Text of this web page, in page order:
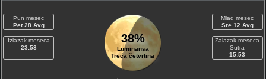
Pun mesec
Pet 28 Avg
Izlazak meseca
23:53
38%
Luminansa
Treća četvrtina
Mlad mesec
Sre 12 Avg
Zalazak meseca
Sutra
15:53